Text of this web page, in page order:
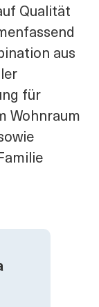
Qualität
aus
für
Wohnraum